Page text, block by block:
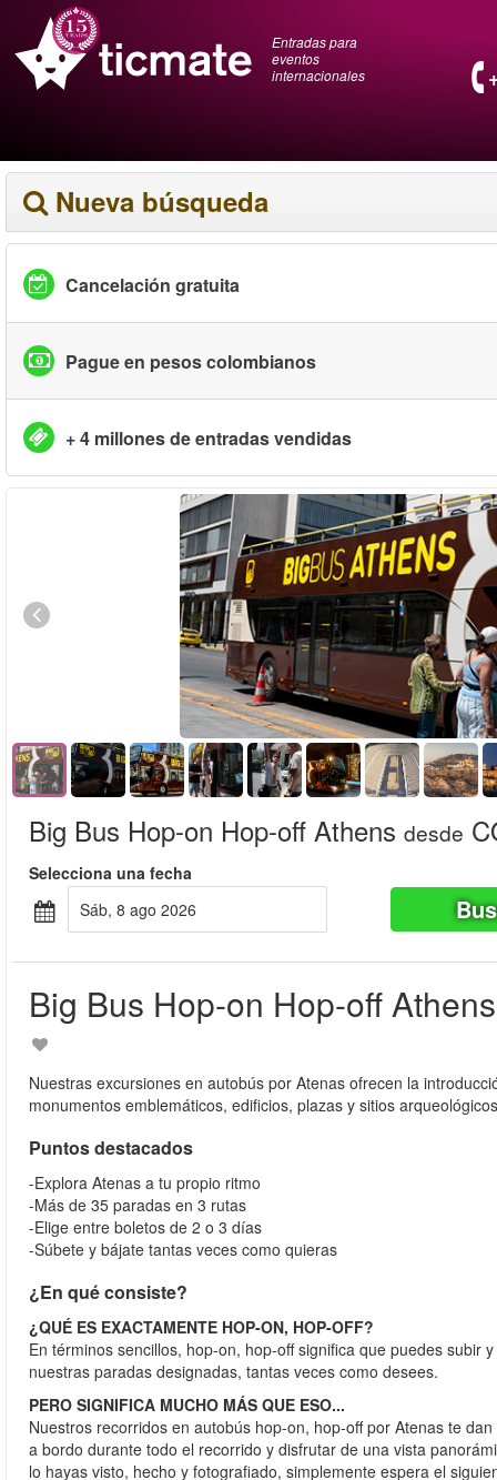
Entradas para
eventos
internacionales
Nueva búsqueda
Cancelación gratuita
Pague en pesos colombianos
+ 4 millones de entradas vendidas
Big Bus Hop-on Hop-off Athens desde
Selecciona una fecha
sáb, 8 ago 2026
Big Bus Hop-on Hop-off Athens
Nuestras excursiones en autobús por Atenas ofrecen la
monumentos emblemáticos, edificios, plazas y sitios
Puntos destacados
-Explora Atenas a tu propio ritmo
-Más de 35 paradas en 3 rutas
-Elige entre boletos de 2 o 3 días
-Súbete y bájate tantas veces como quieras
¿En qué consiste?
¿QUÉ ES EXACTAMENTE HOP-ON, HOP-OFF?
En términos sencillos, hop-on, hop-off significa que puedes
nuestras paradas designadas, tantas veces como desees.
PERO SIGNIFICA MUCHO MÁS QUE ESO...
Nuestros recorridos en autobús hop-on, hop-off por Atenas te
a bordo durante todo el recorrido y disfrutar de una vista
lo hayas visto, hecho y fotografiado, simplemente espera el